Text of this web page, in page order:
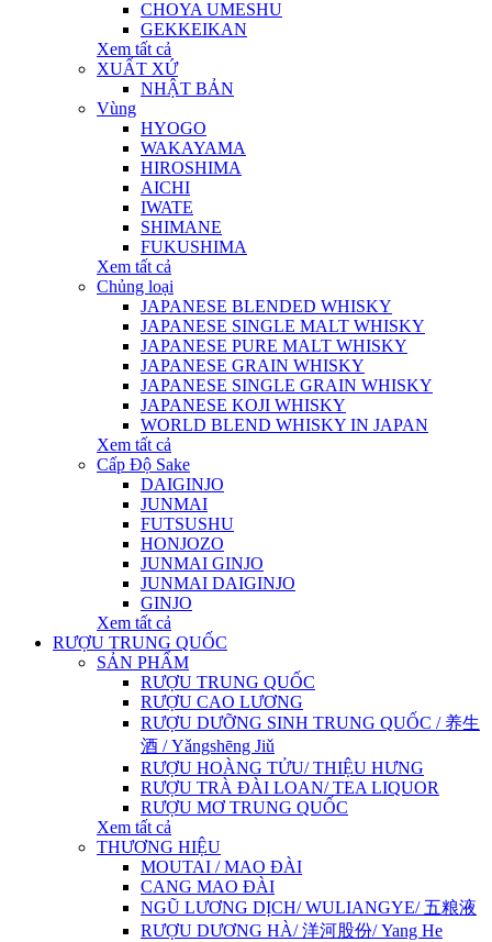
CHOYA UMESHU
GEKKEIKAN
Xem tất cả
XUẤT XỨ
NHẬT BẢN
Vùng
HYOGO
WAKAYAMA
HIROSHIMA
AICHI
IWATE
SHIMANE
FUKUSHIMA
Xem tất cả
Chủng loại
JAPANESE BLENDED WHISKY
JAPANESE SINGLE MALT WHISKY
JAPANESE PURE MALT WHISKY
JAPANESE GRAIN WHISKY
JAPANESE SINGLE GRAIN WHISKY
JAPANESE KOJI WHISKY
WORLD BLEND WHISKY IN JAPAN
Xem tất cả
Cấp Độ Sake
DAIGINJO
JUNMAI
FUTSUSHU
HONJOZO
JUNMAI GINJO
JUNMAI DAIGINJO
GINJO
Xem tất cả
RƯỢU TRUNG QUỐC
SẢN PHẨM
RƯỢU TRUNG QUỐC
RƯỢU CAO LƯƠNG
RƯỢU DƯỠNG SINH TRUNG QUỐC / 养生
酒 / Yǎngshēng Jiǔ
RƯỢU HOÀNG TỬU/ THIỆU HƯNG
RƯỢU TRÀ ĐÀI LOAN/ TEA LIQUOR
RƯỢU MƠ TRUNG QUỐC
Xem tất cả
THƯƠNG HIỆU
MOUTAI / MAO ĐÀI
CANG MAO ĐÀI
NGŨ LƯƠNG DỊCH/ WULIANGYE/ 五粮液
RƯỢU DƯƠNG HÀ/ 洋河股份/ Yang He